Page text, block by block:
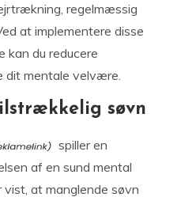
regelmæssig
at implementere disse
kan du reducere
dit mentale velvære.
søvn
spiller en
af ​​en sund mental
at manglende søvn